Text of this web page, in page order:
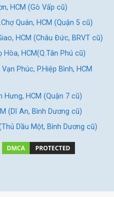
HCM (Gò Vấp cũ)
Quán, HCM (Quận 5 cũ)
HCM (Châu Đức, BRVT cũ)
HCM(Q.Tân Phú cũ)
Phúc, P.Hiệp Bình, HCM
Hưng, HCM (Quận 7 cũ)
(Dĩ An, Bình Dương cũ)
Dầu Một, Bình Dương cũ)